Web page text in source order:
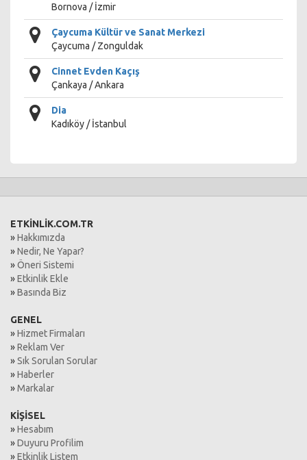
Bornova / İzmir
Çaycuma Kültür ve Sanat Merkezi
Çaycuma / Zonguldak
Cinnet Evden Kaçış
Çankaya / Ankara
Dia
Kadıköy / İstanbul
ETKİNLİK.COM.TR
»Hakkımızda
»Nedir, Ne Yapar?
»Öneri Sistemi
»Etkinlik Ekle
»Basında Biz
GENEL
»Hizmet Firmaları
»Reklam Ver
»Sık Sorulan Sorular
»Haberler
»Markalar
KİŞİSEL
»Hesabım
»Duyuru Profilim
»Etkinlik Listem